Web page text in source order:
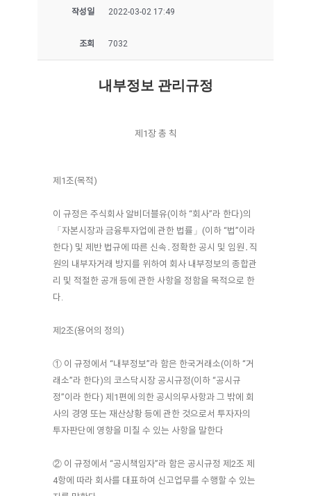
작성일 2022-03-02 17:49
조회 7032
내부정보 관리규정
제1장 총 칙
제1조(목적)
이 규정은 주식회사 알비더블유(이하 “회사”라 한다)의
「자본시장과 금융투자업에 관한 법률」(이하 “법”이라
한다) 및 제반 법규에 따른 신속․정확한 공시 및 임원․직
원의 내부자거래 방지를 위하여 회사 내부정보의 종합관
리 및 적절한 공개 등에 관한 사항을 정함을 목적으로 한
다.
제2조(용어의 정의)
① 이 규정에서 “내부정보”라 함은 한국거래소(이하 “거
래소”라 한다)의 코스닥시장 공시규정(이하 “공시규
정”이라 한다) 제1편에 의한 공시의무사항과 그 밖에 회
사의 경영 또는 재산상황 등에 관한 것으로서 투자자의
투자판단에 영향을 미칠 수 있는 사항을 말한다
② 이 규정에서 “공시책임자”라 함은 공시규정 제2조 제
4항에 따라 회사를 대표하여 신고업무를 수행할 수 있는